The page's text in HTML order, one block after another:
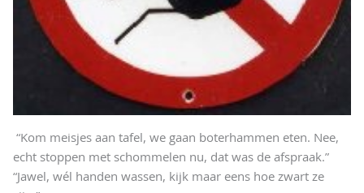
“Kom meisjes aan tafel, we gaan boterhammen eten. Nee,
echt stoppen met schommelen nu, dat was de afspraak.”
“Jawel, wél handen wassen, kijk maar eens hoe zwart ze